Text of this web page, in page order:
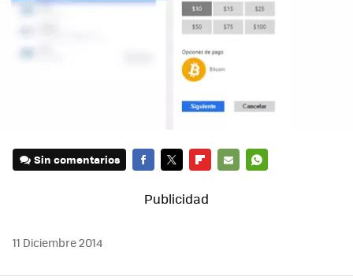
Sin comentarios
11 Diciembre 2014